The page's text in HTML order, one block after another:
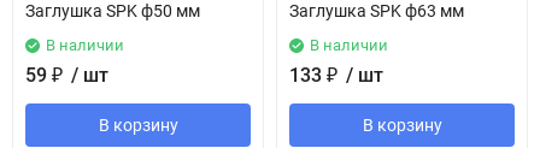
Заглушка SPK ф50 мм
В наличии
59 ₽ / шт
В корзину
Заглушка SPK ф63 мм
В наличии
133 ₽ / шт
В корзину